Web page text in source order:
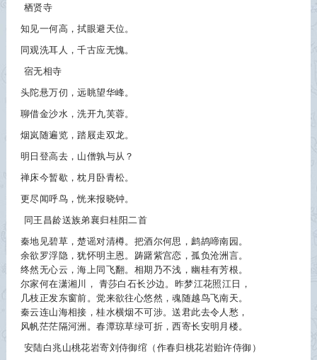
栖贤寺
知见一何高，拭眼避天位。
同观洗耳人，千古应无愧。
宿无相寺
头陀悬万仞，远眺望华峰。
聊借金沙水，洗开九芙蓉。
烟岚随遍览，踏屐走双龙。
明日登高去，山僧孰与从？
禅床今暂歇，枕月卧青松。
更尽闻呼鸟，恍来报晓钟。
同王昌龄送族弟襄归桂阳二首
秦地见碧草，楚谣对清樽。把酒尔何思，鹧鸪啼南园。
余欲罗浮隐，犹怀明主恩。踌躇紫宫恋，孤负沧洲言。
终然无心云，海上同飞翻。相期乃不浅，幽桂有芳根。
尔家何在潇湘川， 青莎白石长沙边。昨梦江花照江日，
几枝正发东窗前。觉来欲往心悠然，魂随越鸟飞南天。
秦云连山海相接，桂水横烟不可涉。送君此去令人愁，
风帆茫茫隔河洲。春潭琼草绿可折，西寄长安明月楼。
安陆白兆山桃花岩寄刘侍御绾（作春归桃花岩贻许侍御）